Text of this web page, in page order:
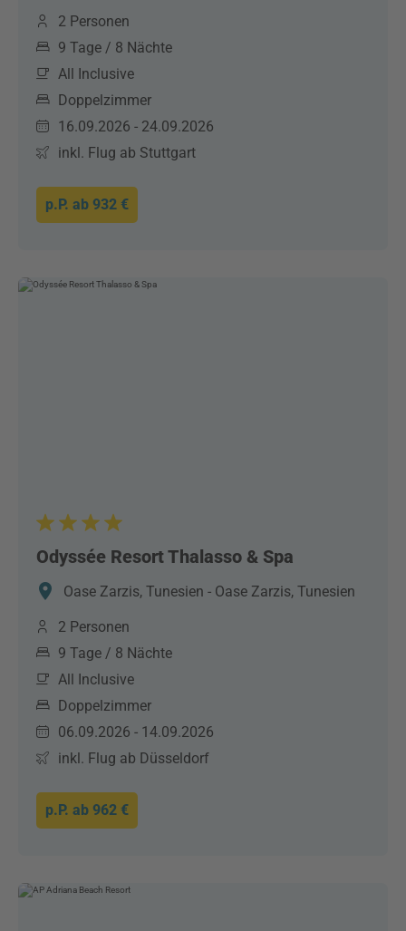
2 Personen
9 Tage / 8 Nächte
All Inclusive
Doppelzimmer
16.09.2026 - 24.09.2026
inkl. Flug ab Stuttgart
p.P. ab 932 €
Odyssée Resort Thalasso & Spa
Oase Zarzis, Tunesien - Oase Zarzis, Tunesien
2 Personen
9 Tage / 8 Nächte
All Inclusive
Doppelzimmer
06.09.2026 - 14.09.2026
inkl. Flug ab Düsseldorf
p.P. ab 962 €